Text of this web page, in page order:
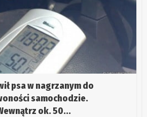
psa w nagrzanym do
samochodzie.
ok. 50...